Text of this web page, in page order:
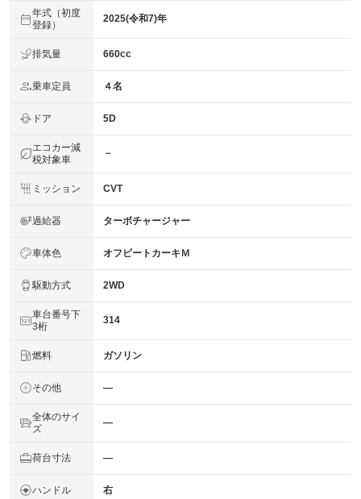
年式（初度
登録）
2025(令和7)年
排気量 660cc
乗車定員 ４名
ドア 5D
エコカー減
税対象車
－
ミッション CVT
過給器 ターボチャージャー
車体色 オフビートカーキＭ
駆動方式 2WD
車台番号下
3桁
314
燃料 ガソリン
その他 ―
全体のサイ
ズ
―
荷台寸法 ―
ハンドル 右